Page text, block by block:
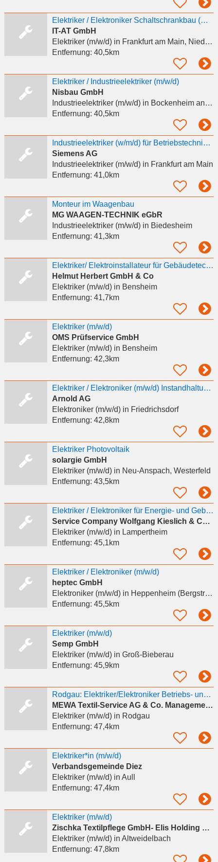
Elektriker / Elektroniker Schaltschrankbau (m/w/d)
IT-AT GmbH
Elektriker (m/w/d)in Frankfurt am Main, Nieder-Eschbach
Entfernung: 40,5km
Elektriker / Industrieelektriker (m/w/d)
Nisbau GmbH
Industrieelektriker (m/w/d)in Bockenheim an der Weinstraße
Entfernung: 40,5km
Industrieelektriker (w/m/d) für Betriebstechnik 2027
Siemens AG
Industrieelektriker (m/w/d)in Frankfurt am Main
Entfernung: 41,0km
Monteur im Waagenbau
MG WAAGEN-TECHNIK eGbR
Industrieelektriker (m/w/d)in Biedesheim
Entfernung: 41,3km
Elektriker/ Elektroinstallateur für Gebäudetechnik (m/w/d)
Helmut Herbert GmbH & Co
Elektriker (m/w/d)in Bensheim
Entfernung: 41,7km
Elektriker (m/w/d)
OMS Prüfservice GmbH
Elektriker (m/w/d)in Bensheim
Entfernung: 42,3km
Elektriker / Elektroniker (m/w/d) Instandhaltung Produktion in Friedrichsdorf (Hessen)
Arnold AG
Elektroniker (m/w/d)in Friedrichsdorf
Entfernung: 42,8km
Elektriker Photovoltaik
solargie GmbH
Elektriker (m/w/d)in Neu-Anspach, Westerfeld
Entfernung: 43,5km
Elektriker / Elektroniker für Energie- und Gebäudetechnik / Lampertheim und Umgebung (m/w/d)
Service Company Wolfgang Kieslich & Co. GmbH
Elektriker (m/w/d)in Lampertheim
Entfernung: 45,1km
Elektriker / Elektroniker (m/w/d)
heptec GmbH
Elektroniker (m/w/d)in Heppenheim (Bergstraße)
Entfernung: 45,5km
Elektriker (m/w/d)
Semp GmbH
Elektriker (m/w/d)in Groß-Bieberau
Entfernung: 45,9km
Rodgau: Elektriker/Elektroniker Betriebs- und Gebäudetechnik (m/w/d)
MEWA Textil-Service AG & Co. Management OHG
Elektriker (m/w/d)in Rodgau
Entfernung: 47,4km
Elektriker*in (m/w/d)
Verbandsgemeinde Diez
Elektriker (m/w/d)in Aull
Entfernung: 47,4km
Elektriker (m/w/d)
Zischka Textilpflege GmbH- Elis Holding GmbH
Elektriker (m/w/d)in Altweidelbach
Entfernung: 47,8km